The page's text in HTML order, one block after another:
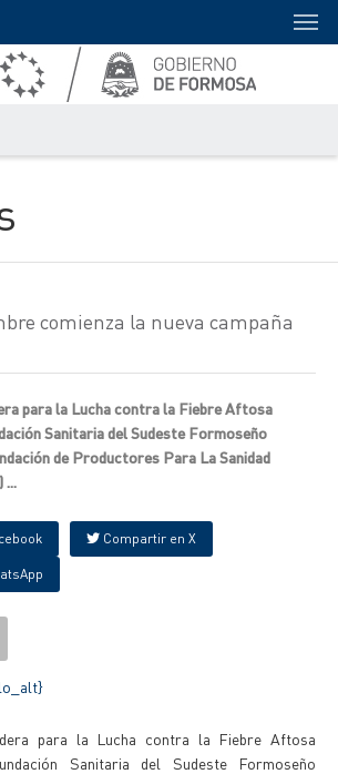
comienza la nueva campaña
para la Lucha contra la Fiebre Aftosa
Sanitaria del Sudeste Formoseño
de Productores Para La Sanidad
...
Compartir en X
para la Lucha contra la Fiebre Aftosa
Sanitaria del Sudeste Formoseño